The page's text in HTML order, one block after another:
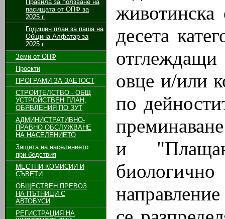
Правила за ползване на
пасищата от ОПФ за
2025 г.
Годишен план за паша на
Община Алфатар за
2025 г.
Земи от ОПФ
Проекти
ПРОГРАМИ ЗА ЗАЕТОСТ
СТРОИТЕЛСТВО - ОБЩ
УСТРОЙСТВЕН ПЛАН,
ОБЯВЛЕНИЯ ПО ЗУТ
АДМИНИСТРАТИВНО-
ПРАВНО ОБСЛУЖВАНЕ
НА НАСЕЛЕНИЕТО
Защита на населението
при бедствия
МЕСТНИ КОМИСИИ И
СЪВЕТИ
ОБЩЕСТВЕН ПРЕВОЗ
НА ПЪТНИЦИ С
АВТОБУСИ
РЕГИСТРАЦИЯ НА
десета
овце и/или
по
и